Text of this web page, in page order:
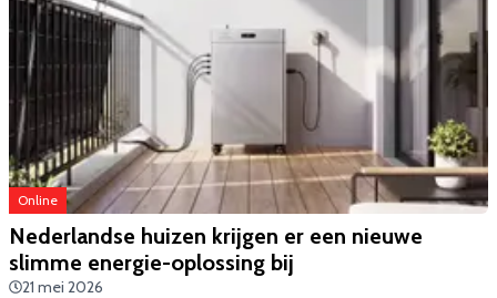
Online
Nederlandse huizen krijgen er een nieuwe
slimme energie-oplossing bij
21 mei 2026